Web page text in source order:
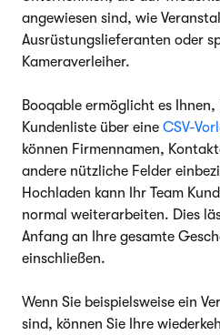
angewiesen sind, wie
Ausrüstungslieferanten oder
Kameraverleiher.
Booqable ermöglicht es
Kundenliste über eine CSV-
können Firmennamen,
andere nützliche Felder
Hochladen kann Ihr Team
normal weiterarbeiten. Dies
Anfang an Ihre gesamte
einschließen.
Wenn Sie beispielsweise ein
sind, können Sie Ihre